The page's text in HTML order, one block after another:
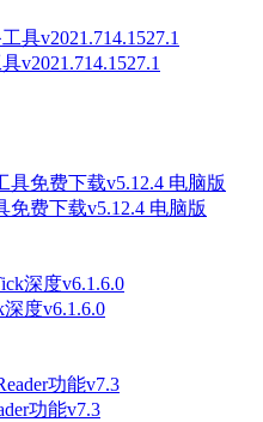
v2021.714.1527.1
免费下载v5.12.4 电脑版
度v6.1.6.0
功能v7.3